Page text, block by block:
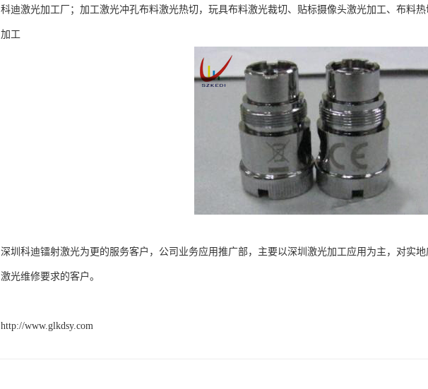
科迪激光加工厂；加工激光冲孔布料激光热切，玩具布料激光裁切、贴标摄像头激光加工、布料
加工
深圳科迪镭射激光为更的服务客户，公司业务应用推广部，主要以深圳激光加工应用为主，对实
激光维修要求的客户。
http://www.glkdsy.com